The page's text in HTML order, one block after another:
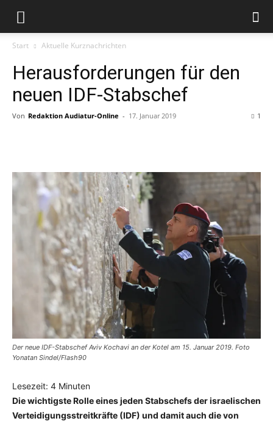
Start Aktuelle Kurznachrichten
Herausforderungen für den
neuen IDF-Stabschef
Von Redaktion Audiatur-Online - 17. Januar 2019 1
Der neue IDF-Stabschef Aviv Kochavi an der Kotel am 15. Januar 2019. Foto
Yonatan Sindel/Flash90
Lesezeit: 4 Minuten
Die wichtigste Rolle eines jeden Stabschefs der israelischen
Verteidigungsstreitkräfte (IDF) und damit auch die von